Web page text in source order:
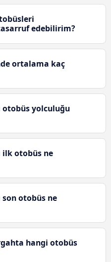
edebilirim?
ortalama kaç
otobüs yolculuğu
ilk otobüs ne
son otobüs ne
hangi otobüs